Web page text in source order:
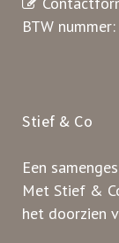
BTW
Stief & Co
Een
Met Stief &
het doorzien